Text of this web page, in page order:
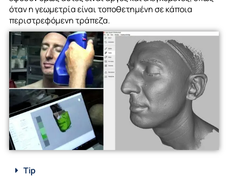
όταν η γεωμετρία είναι τοποθετημένη σε κάποια
περιστρεφόμενη τράπεζα.
Tip